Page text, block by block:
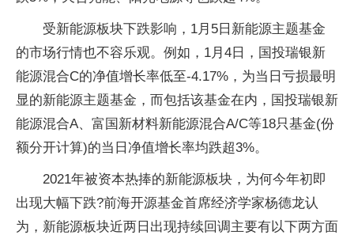
受新能源板块下跌影响，1月5日新能源主题基金
的市场行情也不容乐观。例如，1月4日，国投瑞银新
能源混合C的净值增长率低至-4.17%，为当日亏损最明
显的新能源主题基金，而包括该基金在内，国投瑞银新
能源混合A、富国新材料新能源混合A/C等18只基金(份
额分开计算)的当日净值增长率均跌超3%。
2021年被资本热捧的新能源板块，为何今年初即
出现大幅下跌?前海开源基金首席经济学家杨德龙认
为，新能源板块近两日出现持续回调主要有以下两方面